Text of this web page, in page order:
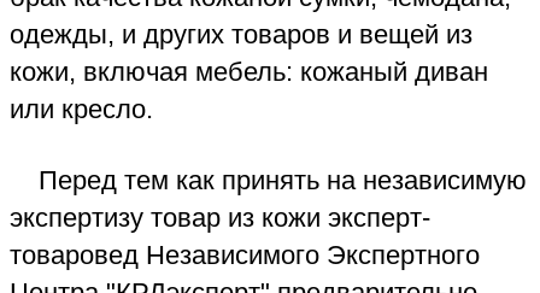
наличие производственных дефектов. В
случае их отсутствия эксперт-товаровед
порекомендует не заказывать
товара, и если вы её не закажете - ничего
предварительный осмотр товара на брак
всегда бесплатен - просьба не путать
предварительный осмотр товара с
консультацией эксперта-товароведа о
качестве товара из кожи или самой кожи,